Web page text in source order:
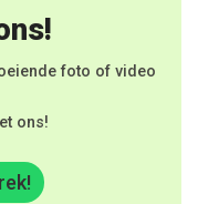
foto of video
ons!